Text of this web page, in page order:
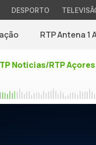
DESPORTO
RTP Antena 1
Noticias/RTP Açores